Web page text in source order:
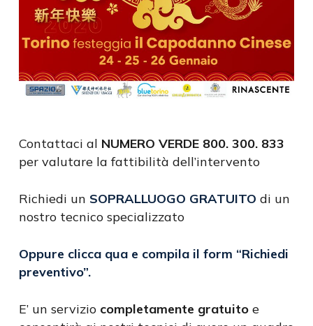
Contattaci al NUMERO VERDE 800. 300. 833
per valutare la fattibilità dell’intervento
Richiedi un SOPRALLUOGO GRATUITO di un
nostro tecnico specializzato
Oppure clicca qua e compila il form “Richiedi
preventivo”.
E’ un servizio completamente gratuitoe